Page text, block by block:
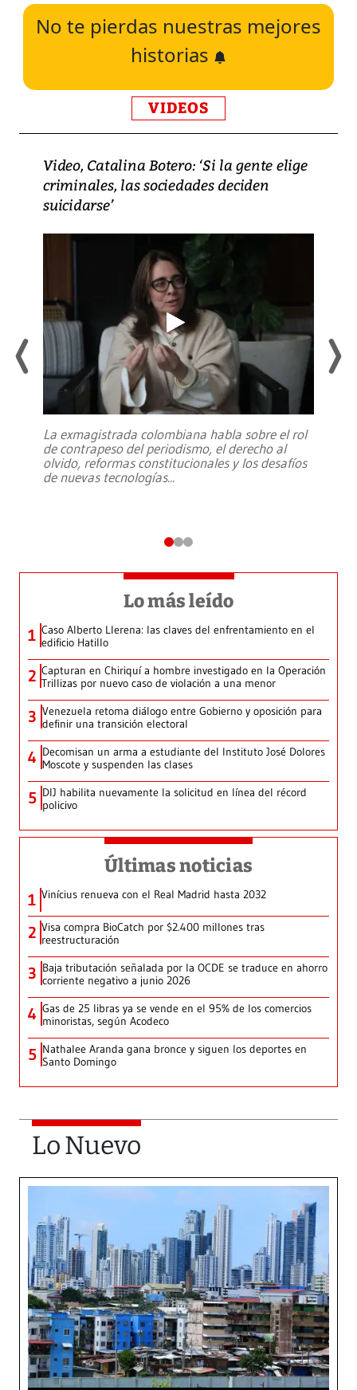
No te pierdas nuestras mejores
historias
VIDEOS
Video, Catalina Botero: ‘Si la gente elige
criminales, las sociedades deciden
suicidarse’
La exmagistrada colombiana habla sobre el rol
de contrapeso del periodismo, el derecho al
olvido, reformas constitucionales y los desafíos
de nuevas tecnologías...
Lo más leído
1 Caso Alberto Llerena: las claves del enfrentamiento en el
edificio Hatillo
2 Capturan en Chiriquí a hombre investigado en la Operación
Trillizas por nuevo caso de violación a una menor
3 Venezuela retoma diálogo entre Gobierno y oposición para
definir una transición electoral
4 Decomisan un arma a estudiante del Instituto José Dolores
Moscote y suspenden las clases
5 DIJ habilita nuevamente la solicitud en línea del récord
policivo
Últimas noticias
1 Vinícius renueva con el Real Madrid hasta 2032
2 Visa compra BioCatch por $2.400 millones tras
reestructuración
3 Baja tributación señalada por la OCDE se traduce en ahorro
corriente negativo a junio 2026
4 Gas de 25 libras ya se vende en el 95% de los comercios
minoristas, según Acodeco
5 Nathalee Aranda gana bronce y siguen los deportes en
Santo Domingo
Lo Nuevo